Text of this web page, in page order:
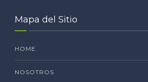
Mapa del Sitio
HOME
NOSOTROS